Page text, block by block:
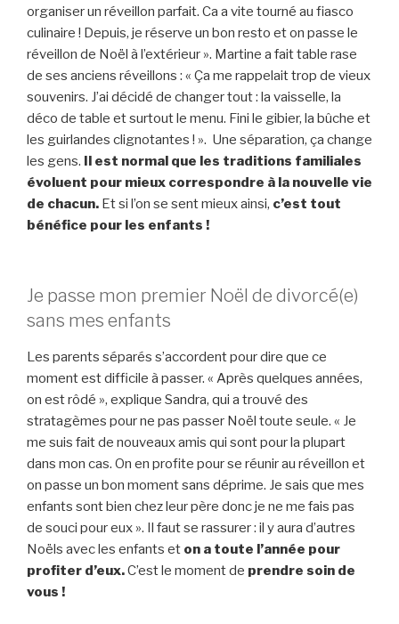
organiser un réveillon parfait. Ca a vite tourné au fiasco
culinaire ! Depuis, je réserve un bon resto et on passe le
réveillon de Noël à l’extérieur ». Martine a fait table rase
de ses anciens réveillons : « Ça me rappelait trop de vieux
souvenirs. J’ai décidé de changer tout : la vaisselle, la
déco de table et surtout le menu. Fini le gibier, la bûche et
les guirlandes clignotantes ! ». Une séparation, ça change
les gens. Il est normal que les traditions familiales
évoluent pour mieux correspondre à la nouvelle vie
de chacun. Et si l’on se sent mieux ainsi, c’est tout
bénéfice pour les enfants !
Je passe mon premier Noël de divorcé(e)
sans mes enfants
Les parents séparés s’accordent pour dire que ce
moment est difficile à passer. « Après quelques années,
on est rôdé », explique Sandra, qui a trouvé des
stratagèmes pour ne pas passer Noël toute seule. « Je
me suis fait de nouveaux amis qui sont pour la plupart
dans mon cas. On en profite pour se réunir au réveillon et
on passe un bon moment sans déprime. Je sais que mes
enfants sont bien chez leur père donc je ne me fais pas
de souci pour eux ». Il faut se rassurer : il y aura d’autres
Noëls avec les enfants et on a toute l’année pour
profiter d’eux.C’est le moment de prendre soin de
vous !